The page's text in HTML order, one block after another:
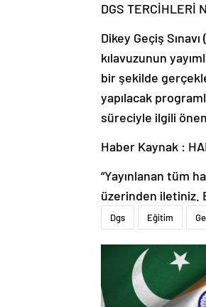
DGS TERCİHLERİ
Dikey Geçiş
kılavuzunun
bir şekilde
yapılacak
süreciyle ilgili
Haber Kaynak :
“Yayınlanan tüm
üzerinden iletiniz.
Dgs Eğitim